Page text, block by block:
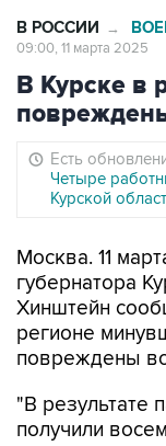
В РОССИИ →
09:00, 11 марта 2025
В Курске в
Есть
Четыре
Курской
Москва. 11
губернатора
Хинштейн
регионе
повреждены
"В результате
получили